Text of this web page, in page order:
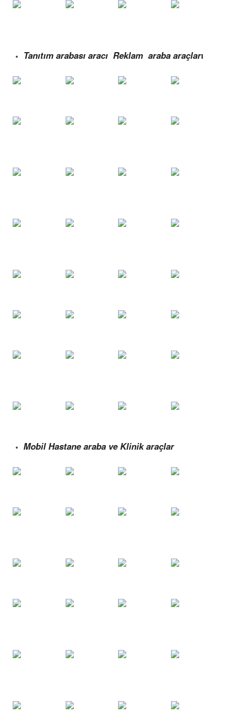
Tanıtım arabası aracı Reklam araba araçları
Mobil Hastane araba ve Klinik araçlar